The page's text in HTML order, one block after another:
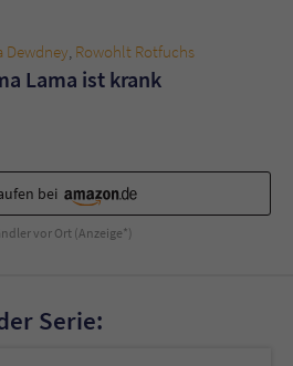
Dewdney, Rowohlt Rotfuchs
Lama ist krank
bei
vor Ort (Anzeige*)
Serie:
gewährleistet die
der Webseite mit dem